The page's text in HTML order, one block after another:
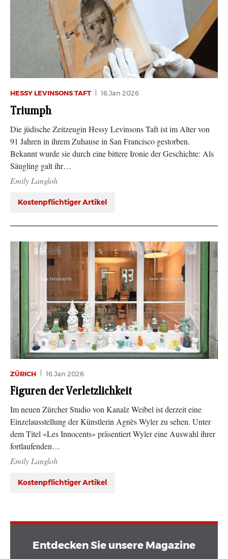
HESSY LEVINSONS TAFT 16.Jan 2026
Triumph
Die jüdische Zeitzeugin Hessy Levinsons Taft ist im Alter von
91 Jahren in ihrem Zuhause in San Francisco gestorben.
Bekannt wurde sie durch eine bittere Ironie der Geschichte: Als
Säugling galt ihr…
Emily Langloh
Kostenpflichtiger Artikel
ZÜRICH 16.Jan 2026
Figuren der Verletzlichkeit
Im neuen Zürcher Studio von Kanalz Weibel ist derzeit eine
Einzelausstellung der Künstlerin Agnès Wyler zu sehen. Unter
dem Titel «Les Innocents» präsentiert Wyler eine Auswahl ihrer
fortlaufenden…
Emily Langloh
Kostenpflichtiger Artikel
Entdecken Sie unsere Magazine